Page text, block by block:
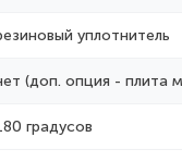
уплотнитель
(доп. опция - плита
градусов